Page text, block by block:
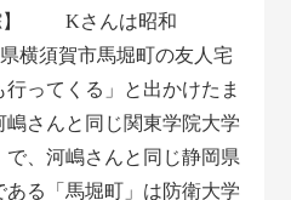
踪】 Kさんは昭和
横須賀市馬堀町の友人宅
ってくる」と出かけたま
嶋さんと同じ関東学院大学
、河嶋さんと同じ静岡県
る「馬堀町」は防衛大学